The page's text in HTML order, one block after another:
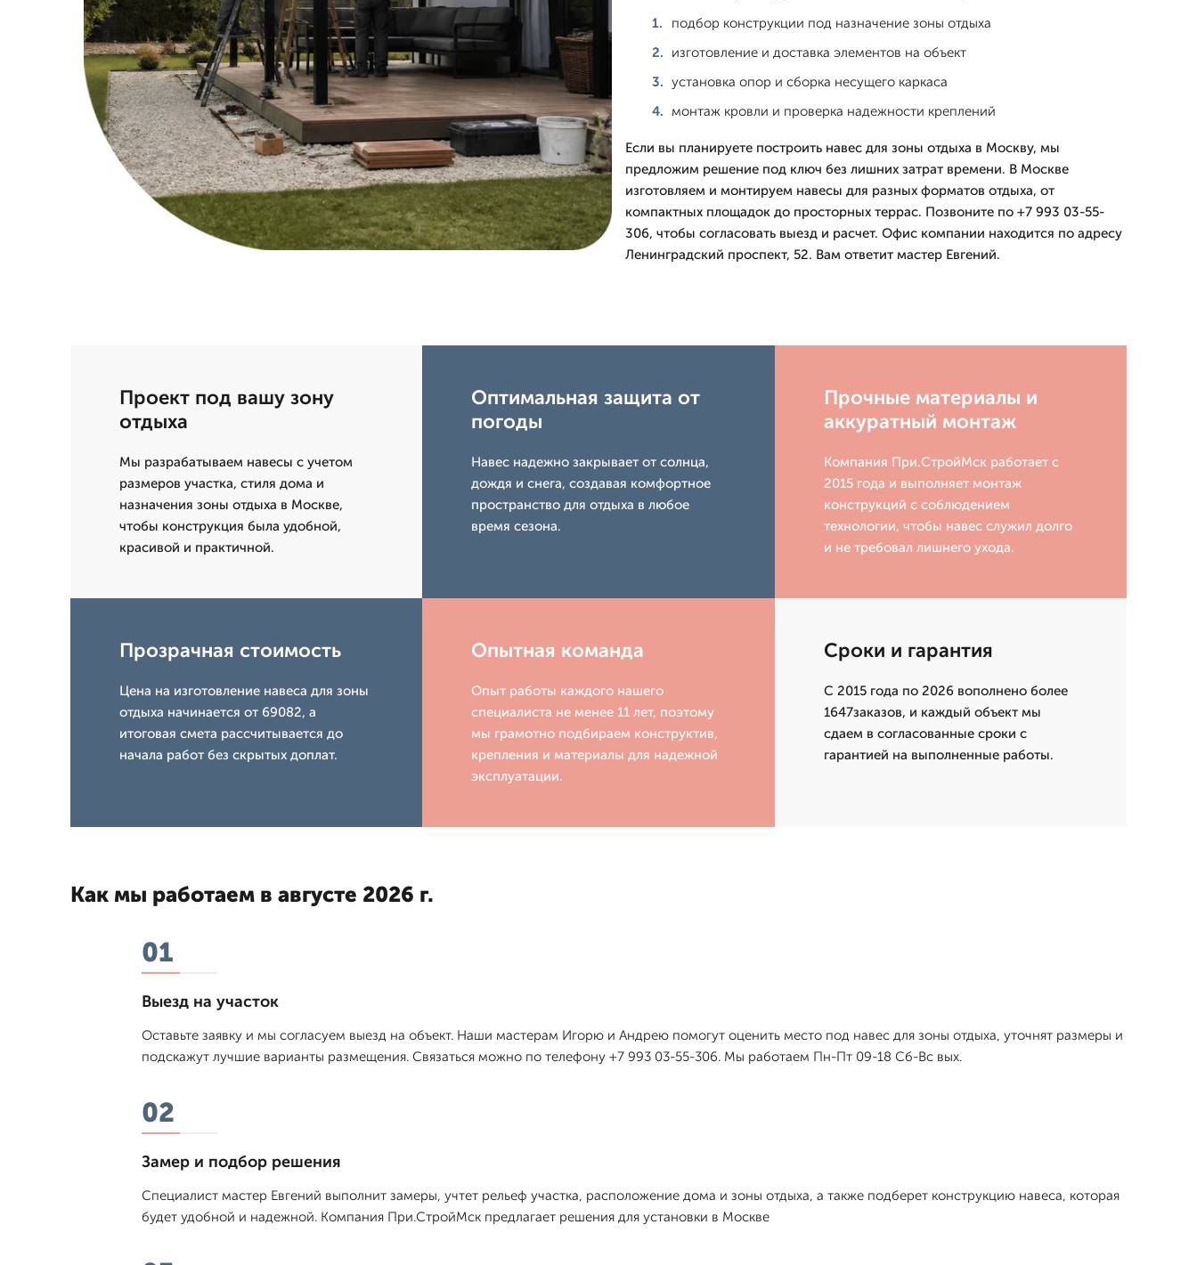
подбор конструкции под назначение зоны отдыха
изготовление и доставка элементов на объект
установка опор и сборка несущего каркаса
монтаж кровли и проверка надежности креплений
Если вы планируете построить навес для зоны отдыха в Москву, мы
предложим решение под ключ без лишних затрат времени. В Москве
изготовляем и монтируем навесы для разных форматов отдыха, от
компактных площадок до просторных террас. Позвоните по +7 993 03-55-
306, чтобы согласовать выезд и расчет. Офис компании находится по адресу
Ленинградский проспект, 52. Вам ответит мастер Евгений.
Проект под вашу зону
отдыха
Мы разрабатываем навесы с учетом
размеров участка, стиля дома и
назначения зоны отдыха в Москве,
чтобы конструкция была удобной,
красивой и практичной.
Оптимальная защита от
погоды
Навес надежно закрывает от солнца,
дождя и снега, создавая комфортное
пространство для отдыха в любое
время сезона.
Прочные материалы и
аккуратный монтаж
Компания При.СтройМск работает с
2015 года и выполняет монтаж
конструкций с соблюдением
технологии, чтобы навес служил долго
и не требовал лишнего ухода.
Прозрачная стоимость
Цена на изготовление навеса для зоны
отдыха начинается от 69082, а
итоговая смета рассчитывается до
начала работ без скрытых доплат.
Опытная команда
Опыт работы каждого нашего
специалиста не менее 11 лет, поэтому
мы грамотно подбираем конструктив,
крепления и материалы для надежной
эксплуатации.
Сроки и гарантия
С 2015 года по 2026 вополнено более
1647заказов, и каждый объект мы
сдаем в согласованные сроки с
гарантией на выполненные работы.
Как мы работаем в августе 2026 г.
01
Выезд на участок
Оставьте заявку и мы согласуем выезд на объект. Наши мастерам Игорю и Андрею помогут оценить место под навес для зоны отдыха, уточнят размеры и
подскажут лучшие варианты размещения. Связаться можно по телефону +7 993 03-55-306. Мы работаем Пн-Пт 09-18 Сб-Вс вых.
02
Замер и подбор решения
Специалист мастер Евгений выполнит замеры, учтет рельеф участка, расположение дома и зоны отдыха, а также подберет конструкцию навеса, которая
будет удобной и надежной. Компания При.СтройМск предлагает решения для установки в Москве